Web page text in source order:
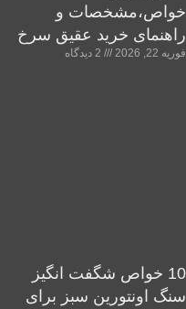
خواص،مشخصات و
راهنمای خرید عقیق سرخ
فوریه 22, 2026
10 خواص شگفت انگیز
سنگ اونتورین سبز برای